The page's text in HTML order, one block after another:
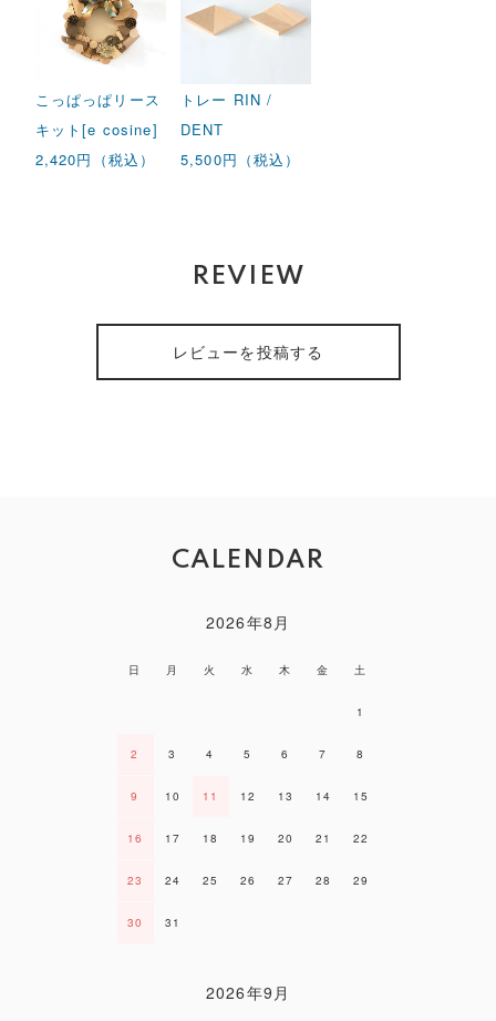
こっぱっぱリース
キット[e cosine]
2,420円（税込）
トレー RIN /
DENT
5,500円（税込）
REVIEW
レビューを投稿する
CALENDAR
2026年8月
日 月 火 水 木 金 土
1
2 3 4 5 6 7 8
9 10 11 12 13 14 15
16 17 18 19 20 21 22
23 24 25 26 27 28 29
30 31
2026年9月